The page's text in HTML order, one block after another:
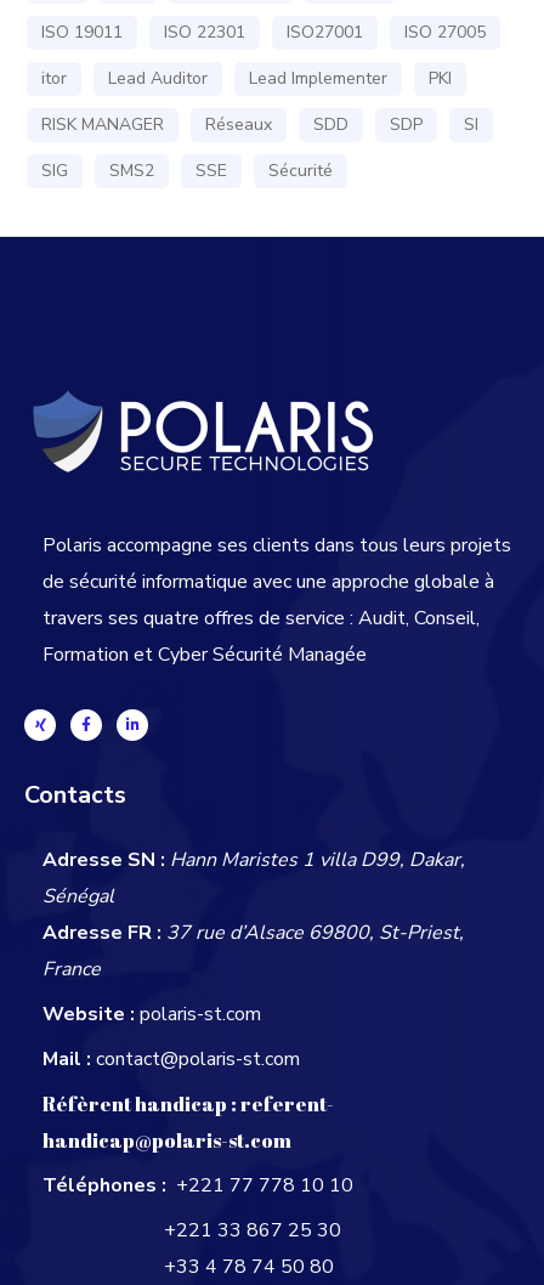
ISO 19011
ISO 22301 ISO27001
ISO 27005
itor
Lead Auditor Lead Implementer
PKI
RISK MANAGER
Réseaux SDD SDP
SI
SIG
SMS2 SSE Sécurité
Polaris accompagne ses clients dans tous leurs projets
de sécurité informatique avec une approche globale à
travers ses quatre offres de service : Audit, Conseil,
Formation et Cyber Sécurité Managée
Contacts
Adresse SN : Hann Maristes 1 villa D99, Dakar,
Sénégal
Adresse FR : 37 rue d’Alsace 69800, St-Priest,
France
Website : polaris-st.com
Mail : contact@polaris-st.com
Réfèrent handicap :referent-
handicap@polaris-st.com
Téléphones : +221 77 778 10 10
+221 33 867 25 30
+33 4 78 74 50 80